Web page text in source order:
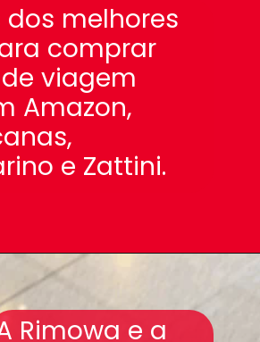
dos melhores
comprar
viagem
Amazon,
e Zattini.
Rimowa e a